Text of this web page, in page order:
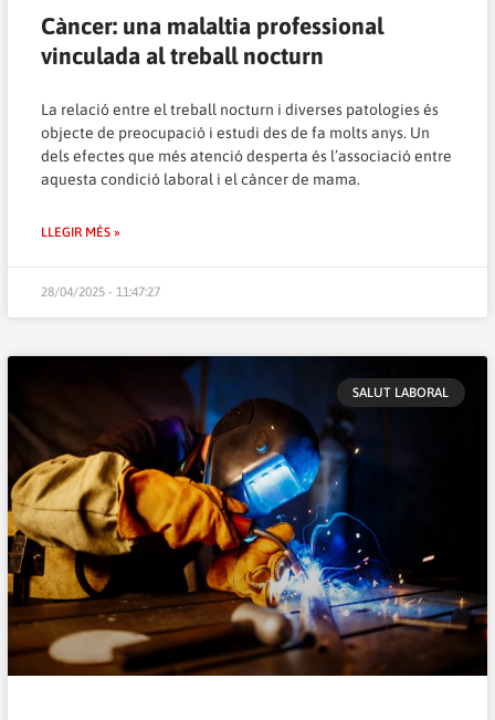
Càncer: una malaltia professional
vinculada al treball nocturn
La relació entre el treball nocturn i diverses patologies és
objecte de preocupació i estudi des de fa molts anys. Un
dels efectes que més atenció desperta és l’associació entre
aquesta condició laboral i el càncer de mama.
LLEGIR MÉS »
28/04/2025 - 11:47:27
SALUT LABORAL